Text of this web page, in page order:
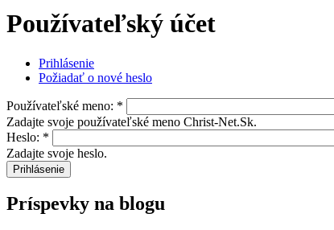
Používateľský účet
Prihlásenie
Požiadať o nové heslo
Používateľské meno: *
Zadajte svoje používateľské meno Christ-Net.Sk.
Heslo: *
Zadajte svoje heslo.
Príspevky na blogu